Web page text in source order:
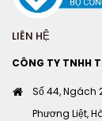
LIÊN HỆ
CÔNG TY TNHH
Số 44, Ngách
Phương Liệt,